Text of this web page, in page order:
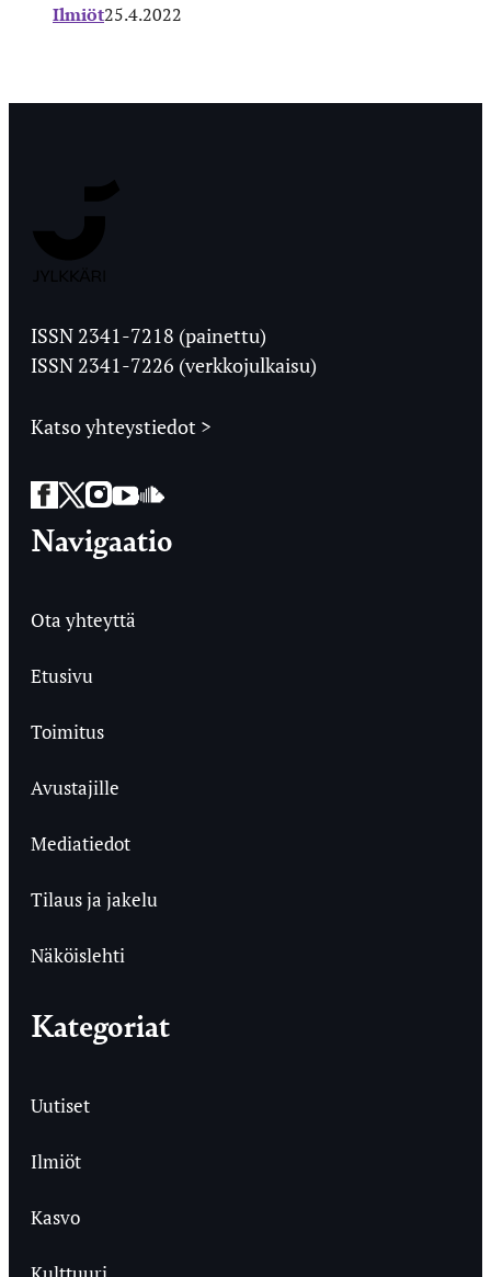
Ilmiöt25.4.2022
Ylioppilaslehti
ISSN 2341-7218 (painettu)
ISSN 2341-7226 (verkkojulkaisu)
Katso yhteystiedot >
Facebook
Twitter
Instagram
YouTube
SoundCloud
Navigaatio
Ota yhteyttä
Etusivu
Toimitus
Avustajille
Mediatiedot
Tilaus ja jakelu
Näköislehti
Kategoriat
Uutiset
Ilmiöt
Kasvo